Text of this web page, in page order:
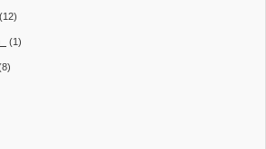
(12)
(1)